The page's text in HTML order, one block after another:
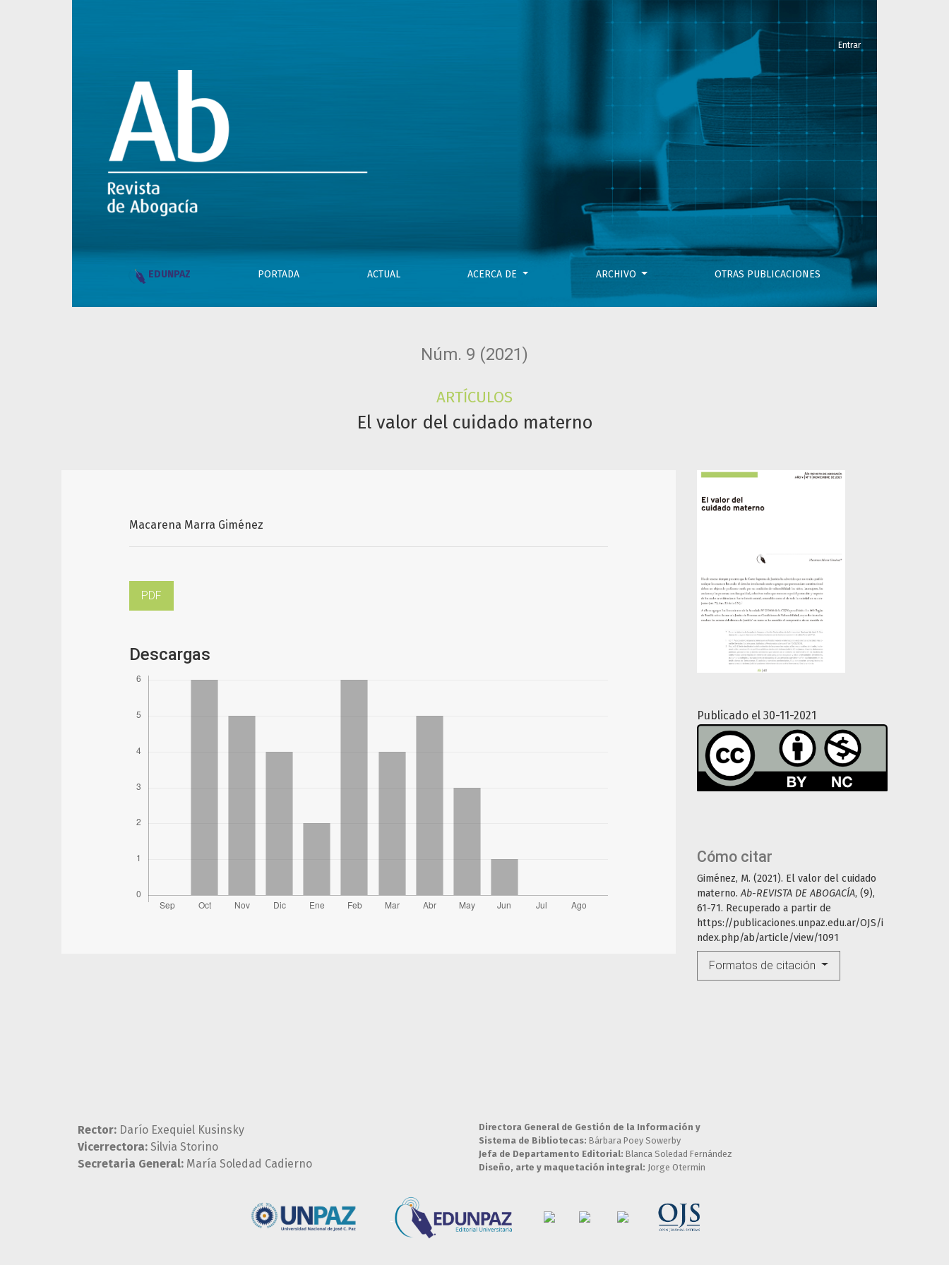
EDUNPAZ PORTADA ACTUAL ACERCA DE ARCHIVO OTRAS PUBLICACIONES
Entrar
Núm. 9 (2021)
ARTÍCULOS
El valor del cuidado materno
Publicado el 30-11-2021
Cómo citar
Giménez, M. (2021). El valor del cuidado
materno.Ab-REVISTA DE ABOGACÍA, (9),
61-71. Recuperado a partir de
https://publicaciones.unpaz.edu.ar/OJS/i
ndex.php/ab/article/view/1091
Formatos de citación
Macarena Marra Giménez
PDF
Descargas
Rector: Darío Exequiel Kusinsky
Vicerrectora: Silvia Storino
Secretaria General: María Soledad Cadierno
Directora General de Gestión de la Información y
Sistema de Bibliotecas: Bárbara Poey Sowerby
Jefa de Departamento Editorial: Blanca Soledad Fernández
Diseño, arte y maquetación integral: Jorge Otermin